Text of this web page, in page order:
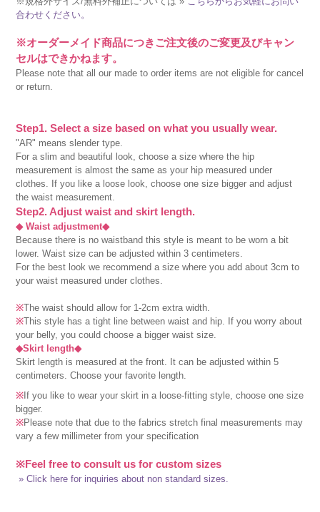
合わせください。
※オーダーメイド商品につきご注文後のご変更及びキャン
セルはできかねます。
Please note that all our made to order items are not eligible for cancel
or return.
Step1. Select a size based on what you usually wear.
"AR" means slender type.
For a slim and beautiful look, choose a size where the hip
measurement is almost the same as your hip measured under
clothes. If you like a loose look, choose one size bigger and adjust
the waist measurement.
Step2. Adjust waist and skirt length.
◆ Waist adjustment◆
Because there is no waistband this style is meant to be worn a bit
lower. Waist size can be adjusted within 3 centimeters.
For the best look we recommend a size where you add about 3cm to
your waist measured under clothes.
※The waist should allow for 1-2cm extra width.
※This style has a tight line between waist and hip. If you worry about
your belly, you could choose a bigger waist size.
◆Skirt length◆
Skirt length is measured at the front. It can be adjusted within 5
centimeters. Choose your favorite length.
※If you like to wear your skirt in a loose-fitting style, choose one size
bigger.
※Please note that due to the fabrics stretch final measurements may
vary a few millimeter from your specification
※Feel free to consult us for custom sizes
» Click here for inquiries about non standard sizes.